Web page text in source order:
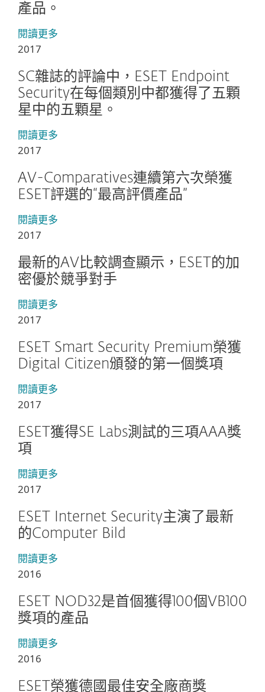
產品。
閱讀更多
2017
SC雜誌的評論中，ESET Endpoint
Security在每個類別中都獲得了五顆
星中的五顆星。
閱讀更多
2017
AV-Comparatives連續第六次榮獲
ESET評選的“最高評價產品”
閱讀更多
2017
最新的AV比較調查顯示，ESET的加
密優於競爭對手
閱讀更多
2017
ESET Smart Security Premium榮獲
Digital Citizen頒發的第一個獎項
閱讀更多
2017
ESET獲得SE Labs測試的三項AAA獎
項
閱讀更多
2017
ESET Internet Security主演了最新
的Computer Bild
閱讀更多
2016
ESET NOD32是首個獲得100個VB100
獎項的產品
閱讀更多
2016
ESET榮獲德國最佳安全廠商獎